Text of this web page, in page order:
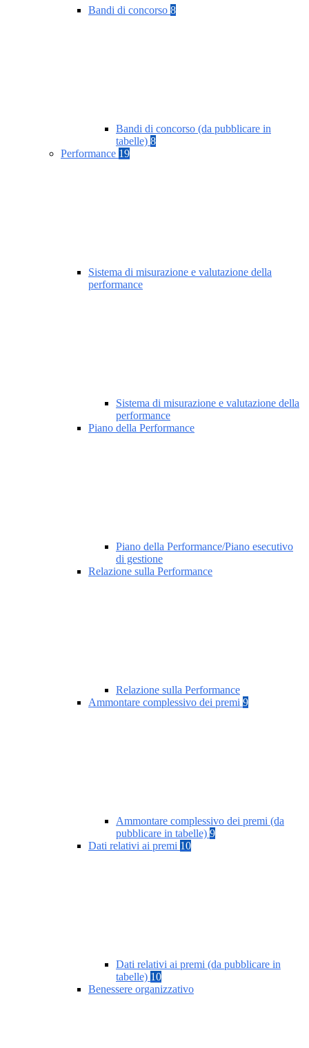
Bandi di concorso 8
Bandi di concorso (da pubblicare in
tabelle) 8
Performance 19
Sistema di misurazione e valutazione della
performance
Sistema di misurazione e valutazione della
performance
Piano della Performance
Piano della Performance/Piano esecutivo
di gestione
Relazione sulla Performance
Relazione sulla Performance
Ammontare complessivo dei premi 9
Ammontare complessivo dei premi (da
pubblicare in tabelle) 9
Dati relativi ai premi 10
Dati relativi ai premi (da pubblicare in
tabelle) 10
Benessere organizzativo